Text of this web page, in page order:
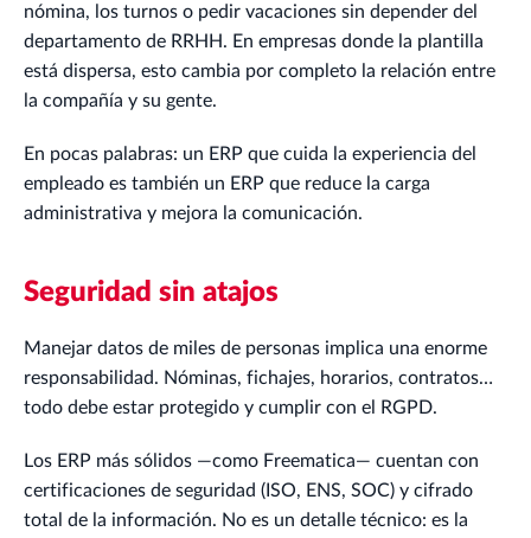
nómina, los turnos o pedir vacaciones sin depender del
departamento de RRHH. En empresas donde la plantilla
está dispersa, esto cambia por completo la relación entre
la compañía y su gente.
En pocas palabras: un ERP que cuida la experiencia del
empleado es también un ERP que reduce la carga
administrativa y mejora la comunicación.
Seguridad sin atajos
Manejar datos de miles de personas implica una enorme
responsabilidad. Nóminas, fichajes, horarios, contratos…
todo debe estar protegido y cumplir con el RGPD.
Los ERP más sólidos —como Freematica— cuentan con
certificaciones de seguridad (ISO, ENS, SOC) y cifrado
total de la información. No es un detalle técnico: es la